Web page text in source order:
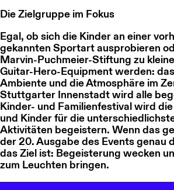
Die Zielgruppe im Fokus
Egal, ob sich die Kinder an einer
gekannten Sportart ausprobieren
Marvin-Puchmeier-Stiftung zu
Guitar-Hero-Equipment werden:
Ambiente und die Atmosphäre im
Stuttgarter Innenstadt wird alle
Kinder- und Familienfestival wird
und Kinder für die
Aktivitäten begeistern. Wenn das
der 20. Ausgabe des Events genau
das Ziel ist: Begeisterung wecken
zum Leuchten bringen.